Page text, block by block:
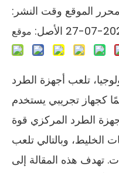
الموقع وقت النشر:
الأصل:
موقع
تلعب أجهزة الطرد
كجهاز تجريبي يستخدم
الطرد المركزي قوة
الخليط، وبالتالي تلعب
تهدف هذه المقالة إلى